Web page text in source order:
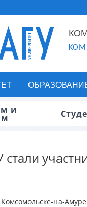
и
стали
на-